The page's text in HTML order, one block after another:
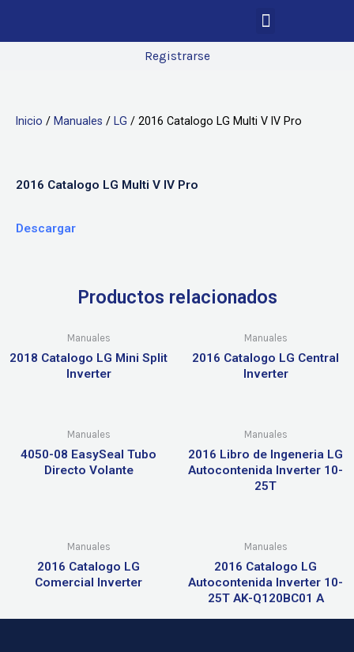
Registrarse
Inicio / Manuales / LG / 2016 Catalogo LG Multi V IV Pro
2016 Catalogo LG Multi V IV Pro
Descargar
Productos relacionados
Manuales
2018 Catalogo LG Mini Split
Inverter
Manuales
2016 Catalogo LG Central
Inverter
Manuales
4050-08 EasySeal Tubo
Directo Volante
Manuales
2016 Libro de Ingeneria LG
Autocontenida Inverter 10-
25T
Manuales
2016 Catalogo LG
Comercial Inverter
Manuales
2016 Catalogo LG
Autocontenida Inverter 10-
25T AK-Q120BC01 A